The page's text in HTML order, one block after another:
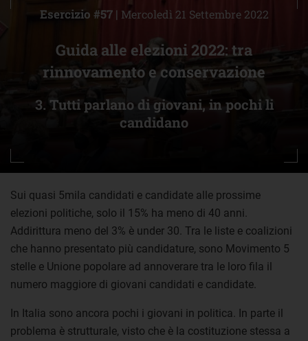
Guida alle elezioni 2022: tra
rinnovamento e conservazione
3. Tutti parlano di giovani, in pochi li
candidano
Esercizio #57 | Mercoledì 21 Settembre 2022
Sui quasi 5mila candidati e candidate alle prossime
elezioni politiche, solo il 15% ha meno di 40 anni.
Addirittura meno del 3% è under 30. Tra le liste e coalizioni
che hanno presentato più candidature, sono Movimento 5
stelle e Unione popolare ad annoverare tra le loro fila il
numero maggiore di giovani candidati e candidate.
In Italia sono ancora pochi i giovani in politica. In parte il
problema è strutturale, visto che è la costituzione stessa a